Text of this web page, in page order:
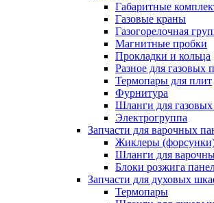
Габаритные
Газовые краны
Газогорелочная
Магнитные пробки
Прокладки и кольца
Разное для газовых
Термопары для плит
Фурнитура
Шланги для
Электрогруппа
Запчасти для варочных
Жиклеры
Шланги для
Блоки розжига
Запчасти для духовых
Термопары